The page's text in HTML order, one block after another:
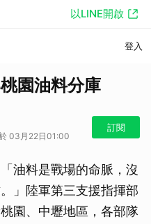
以LINE開啟
登入
園油料分庫
03月22日01:00
訂閱
油料是戰場的命脈，沒
」陸軍第三支援指揮部
園、中壢地區，各部隊